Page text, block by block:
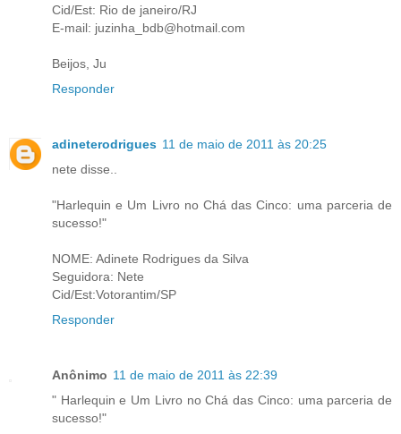
Cid/Est: Rio de janeiro/RJ
E-mail: juzinha_bdb@hotmail.com
Beijos, Ju
Responder
adineterodrigues 11 de maio de 2011 às 20:25
nete disse..
"Harlequin e Um Livro no Chá das Cinco: uma parceria de
sucesso!"
NOME: Adinete Rodrigues da Silva
Seguidora: Nete
Cid/Est:Votorantim/SP
Responder
Anônimo 11 de maio de 2011 às 22:39
" Harlequin e Um Livro no Chá das Cinco: uma parceria de
sucesso!"